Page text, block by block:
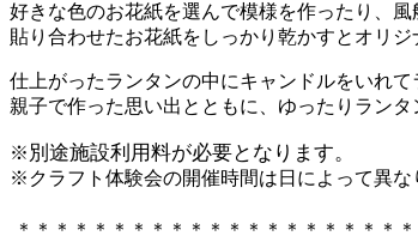
好きな色のお花紙を選んで模様を作ったり、
貼り合わせたお花紙をしっかり乾かすとオリジ
仕上がったランタンの中にキャンドルをいれ
親子で作った思い出とともに、ゆったりランタ
※ 別途施設利用料が必要となります。
※クラフト体験会の開催時間は日によって異な
＊＊＊＊＊＊＊＊＊＊＊＊＊＊＊＊＊＊＊＊